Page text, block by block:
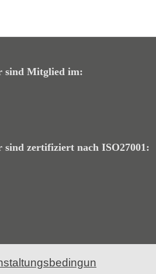
sind Mitglied im:
sind zertifiziert nach ISO27001: